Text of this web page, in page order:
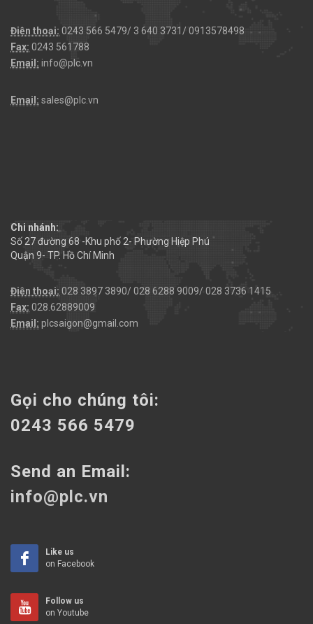
Điện thoại: 0243 566 5479/ 3 640 3731/ 0913578498
Fax: 0243 561788
Email: info@plc.vn
Email: sales@plc.vn
Chi nhánh:
Số 27 đường 68 -Khu phố 2- Phường Hiệp Phú
Quận 9- TP. Hồ Chí Minh
Điện thoại: 028 3897 3890/ 028 6288 9009/ 028 3736 1415
Fax: 028.62889009
Email: plcsaigon@gmail.com
Gọi cho chúng tôi:
0243 566 5479
Send an Email:
info@plc.vn
Like us
on Facebook
Follow us
on Youtube